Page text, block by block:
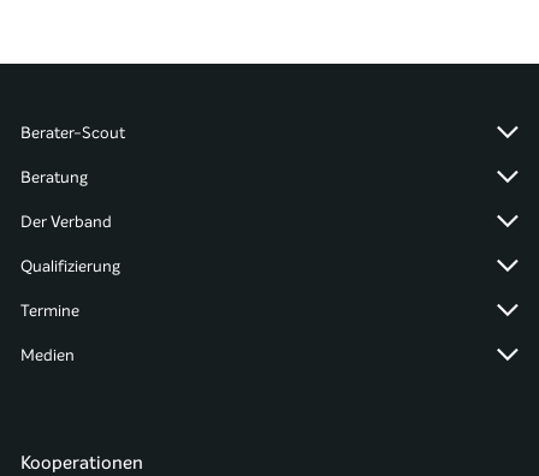
Berater-Scout
Beratung
Der Verband
Qualifizierung
Termine
Medien
Kooperationen